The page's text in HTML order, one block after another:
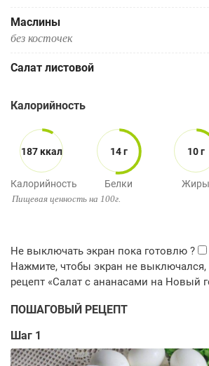
Маслины
без косточек
Салат листовой
Калорийность
187 ккал
Калорийность
14 г
Белки
10 г
Жиры
Пищевая ценность на 100г.
ПОШАГОВЫЙ РЕЦЕПТ
Шаг 1